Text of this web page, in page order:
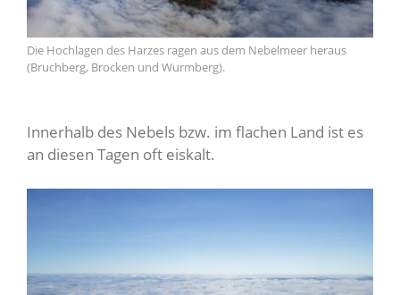
Die Hochlagen des Harzes ragen aus dem Nebelmeer heraus
(Bruchberg, Brocken und Wurmberg).
Innerhalb des Nebels bzw. im flachen Land ist es
an diesen Tagen oft eiskalt.